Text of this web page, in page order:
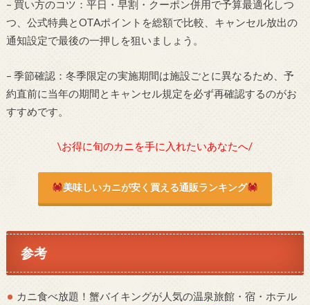
– 買い方のコツ：平日・早割・クーポン併用で予算最適化しつ
つ、公式特典とOTAポイントを総額で比較、キャンセル放出の
通知設定で最後の一押しを狙いましょう。
– 季節確認：冬季限定の実施期間は施設ごとに異なるため、予
約直前に当年の期間とキャンセル規定を必ず再確認するのがお
すすめです。
\お得に旬のカニを手に入れたいあなたへ/
美味しいカニが安く買える通販ランキング
参考
カニ食べ放題！蟹バイキングが人気の温泉旅館・宿・ホテル